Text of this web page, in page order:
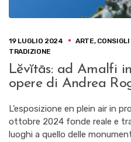
19 LUGLIO 2024 ARTE,
TRADIZIONE
Lĕvĭtās: ad Amalfi
opere di Andrea
L’esposizione en plein air in
ottobre 2024 fonde reale e
luoghi a quello delle